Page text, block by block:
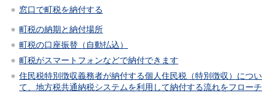
窓口で町税を納付する
町税の納期と納付場所
町税の口座振替（自動払込）
町税がスマートフォンなどで納付できます
住民税特別徴収義務者が納付する個人住民税（特別徴収）につい
て、地方税共通納税システムを利用して納付する流れをフローチ